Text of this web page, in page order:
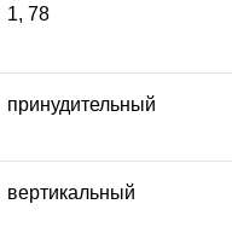
1, 78
принудительный
вертикальный